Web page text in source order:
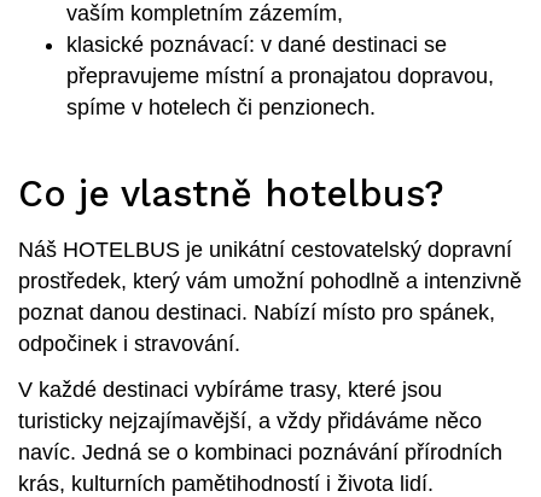
vaším kompletním zázemím,
klasické poznávací: v dané destinaci se
přepravujeme místní a pronajatou dopravou,
spíme v hotelech či penzionech.
Co je vlastně hotelbus?
Náš HOTELBUS je unikátní cestovatelský dopravní
prostředek, který vám umožní pohodlně a intenzivně
poznat danou destinaci. Nabízí místo pro spánek,
odpočinek i stravování.
V každé destinaci vybíráme trasy, které jsou
turisticky nejzajímavější, a vždy přidáváme něco
navíc. Jedná se o kombinaci poznávání přírodních
krás, kulturních pamětihodností i života lidí.